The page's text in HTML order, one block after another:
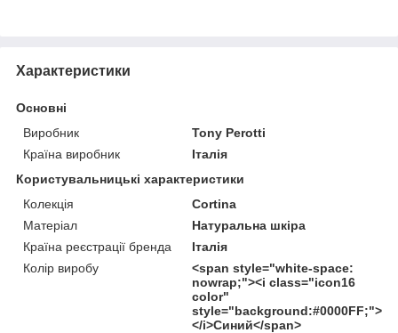
Характеристики
Основні
Виробник
Tony Perotti
Країна виробник
Італія
Користувальницькі характеристики
Колекція
Cortina
Матеріал
Натуральна шкіра
Країна реєстрації бренда
Італія
Колір виробу
<span style="white-space:
nowrap;"><i class="icon16
color"
style="background:#0000FF;">
</i>Синий</span>